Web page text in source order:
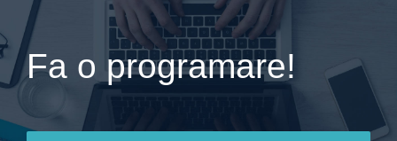
Fa o programare!